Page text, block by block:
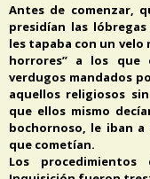
Antes de comenzar,
presidían las
les tapaba con un velo
horrores” a los que
verdugos mandados
aquellos religiosos
que ellos mismo
bochornoso, le iban
que cometían.
Los